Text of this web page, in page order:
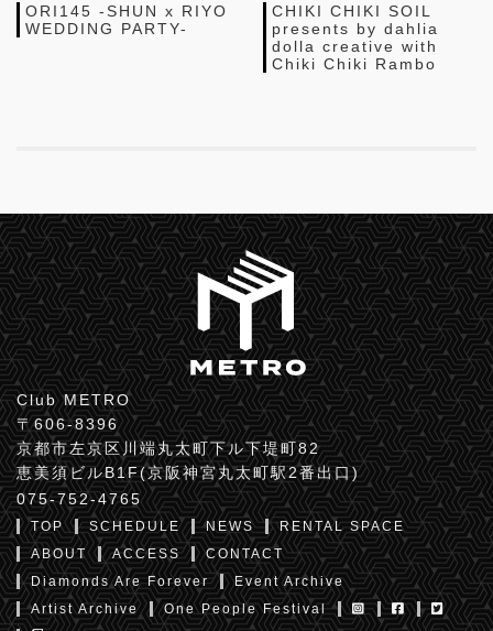
ORI145 -SHUN x RIYO
WEDDING PARTY-
CHIKI CHIKI SOIL
presents by dahlia
dolla creative with
Chiki Chiki Rambo
Club METRO
〒606-8396
京都市左京区川端丸太町下ル下堤町82
恵美須ビルB1F(京阪神宮丸太町駅2番出口)
075-752-4765
TOP SCHEDULE NEWS
RENTAL SPACE
ABOUT
ACCESS
CONTACT
Diamonds Are Forever
Event Archive
Artist Archive
One People Festival